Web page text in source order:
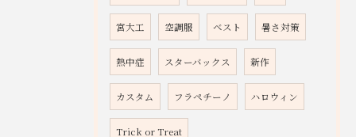
宮大工 空調服 ベスト 暑さ対策
熱中症 スターバックス 新作
カスタム フラペチーノ ハロウィン
Trick or Treat